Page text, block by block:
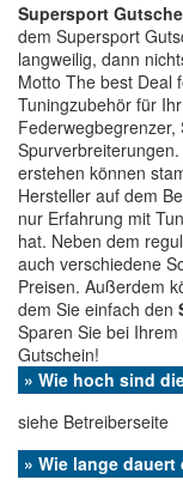
Supersport
dem Supersport
langweilig, dann
Motto The best Deal
Tuningzubehör für
erstehen können
Hersteller auf dem
nur Erfahrung mit
hat. Neben dem
auch verschiedene
Preisen. Außerdem
dem Sie einfach den
Sparen Sie bei
Gutschein!
» Wie hoch sind
siehe Betreiberseite
» Wie lange